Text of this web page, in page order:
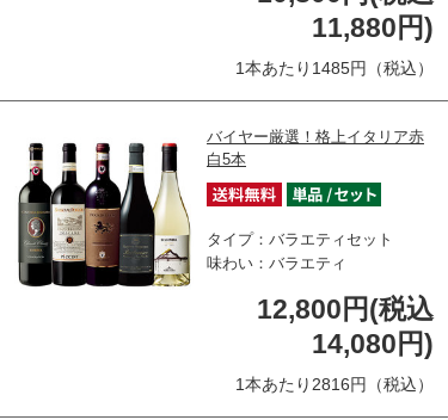
11,880円)
1本あたり1485円（税込）
バイヤー厳選！格上イタリア赤
白5本
タイプ：バラエティセット
味わい：バラエティ
12,800円(税込
14,080円)
1本あたり2816円（税込）